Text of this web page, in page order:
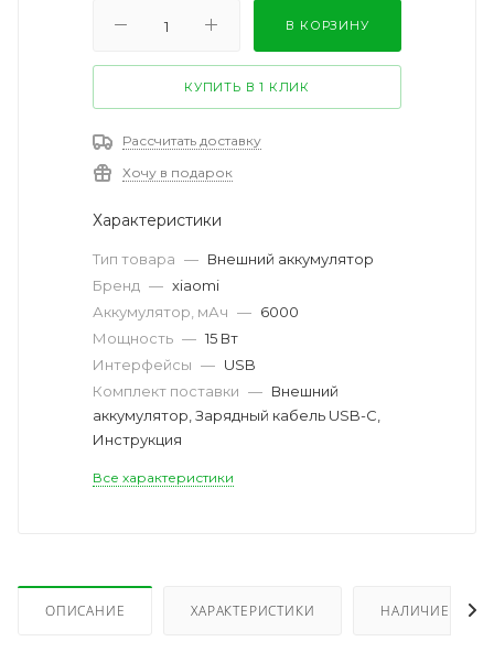
В КОРЗИНУ
КУПИТЬ В 1 КЛИК
Рассчитать доставку
Хочу в подарок
Характеристики
Тип товара — Внешний аккумулятор
Бренд — xiaomi
Аккумулятор, мАч — 6000
Мощность — 15 Вт
Интерфейсы — USB
Комплект поставки — Внешний
аккумулятор, Зарядный кабель USB-C,
Инструкция
Все характеристики
ОПИСАНИЕ ХАРАКТЕРИСТИКИ НАЛИЧИЕ